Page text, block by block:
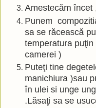
Amestecăm încet
Punem
sa se răcească
temperatura
camerei )
Puteţi tine
manichiura )sau
în ulei si unge
.Lăsaţi sa se